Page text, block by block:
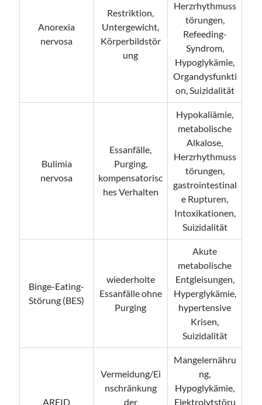
Anorexia
nervosa
Restriktion,
Untergewicht,
Körperbildstör
ung
Herzrhythmuss
törungen,
Refeeding-
Syndrom,
Hypoglykämie,
Organdysfunkti
on, Suizidalität
Bulimia
nervosa
Essanfälle,
Purging,
kompensatorisc
hes Verhalten
Hypokaliämie,
metabolische
Alkalose,
Herzrhythmuss
törungen,
gastrointestinal
e Rupturen,
Intoxikationen,
Suizidalität
Binge-Eating-
Störung (BES)
wiederholte
Essanfälle ohne
Purging
Akute
metabolische
Entgleisungen,
Hyperglykämie,
hypertensive
Krisen,
Suizidalität
ARFID
Vermeidung/Ei
nschränkung
der
Mangelernähru
ng,
Hypoglykämie,
Elektrolytstöru